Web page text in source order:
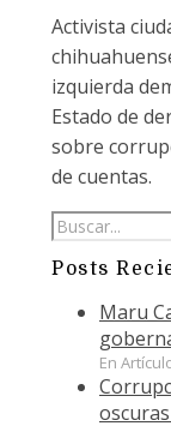
Activista
izquierda
Estado de
sobre
de cuentas.
Posts
Maru
En